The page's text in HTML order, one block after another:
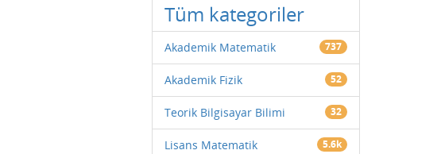
Tüm kategoriler
Akademik Matematik 737
Akademik Fizik 52
Teorik Bilgisayar Bilimi 32
Lisans Matematik 5.6k